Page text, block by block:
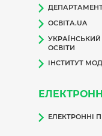
ОСВІТА.UA
ОСВІТИ
ІНСТИТУТ
ЕЛЕКТРОННІ